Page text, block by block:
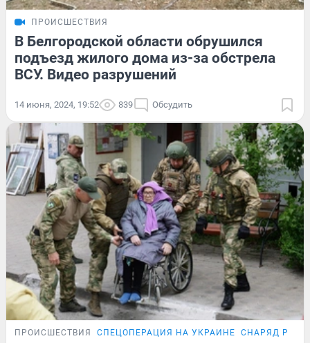
ПРОИСШЕСТВИЯ
В Белгородской области обрушился
подъезд жилого дома из-за обстрела
ВСУ. Видео разрушений
14 июня, 2024, 19:52 839 Обсудить
ПРОИСШЕСТВИЯ СПЕЦОПЕРАЦИЯ НА УКРАИНЕ СНАРЯД